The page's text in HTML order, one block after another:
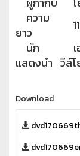
ความ
ยาว
นัก
แสดงนำ วีล์
Download